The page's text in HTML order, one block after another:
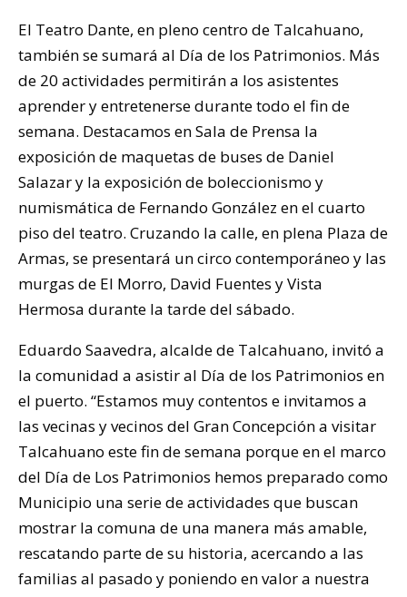
El Teatro Dante, en pleno centro de Talcahuano,
también se sumará al Día de los Patrimonios. Más
de 20 actividades permitirán a los asistentes
aprender y entretenerse durante todo el fin de
semana. Destacamos en Sala de Prensa la
exposición de maquetas de buses de Daniel
Salazar y la exposición de boleccionismo y
numismática de Fernando González en el cuarto
piso del teatro. Cruzando la calle, en plena Plaza de
Armas, se presentará un circo contemporáneo y las
murgas de El Morro, David Fuentes y Vista
Hermosa durante la tarde del sábado.
Eduardo Saavedra, alcalde de Talcahuano, invitó a
la comunidad a asistir al Día de los Patrimonios en
el puerto. “Estamos muy contentos e invitamos a
las vecinas y vecinos del Gran Concepción a visitar
Talcahuano este fin de semana porque en el marco
del Día de Los Patrimonios hemos preparado como
Municipio una serie de actividades que buscan
mostrar la comuna de una manera más amable,
rescatando parte de su historia, acercando a las
familias al pasado y poniendo en valor a nuestra